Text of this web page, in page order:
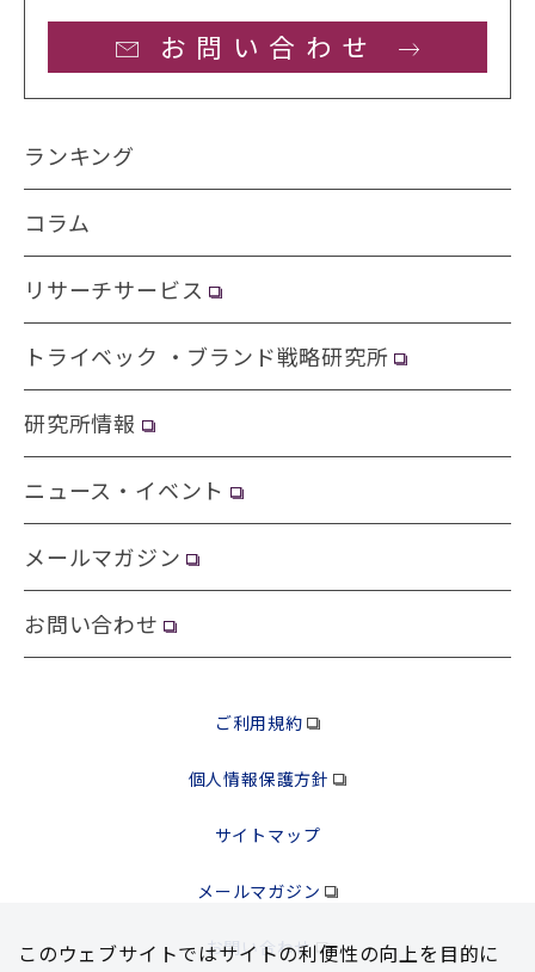
お問い合わせ
ランキング
コラム
リサーチサービス
トライベック ・ブランド戦略研究所
研究所情報
ニュース・イベント
メールマガジン
お問い合わせ
ご利用規約
個人情報保護方針
サイトマップ
メールマガジン
お問い合わせ
このウェブサイトではサイトの利便性の向上を⽬的に